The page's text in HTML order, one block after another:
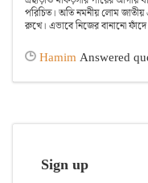
পরিচিত। অতি নমনীয় লোম
রুখে। এভাবে নিজের বানানো
HamimAnswered
Sign up